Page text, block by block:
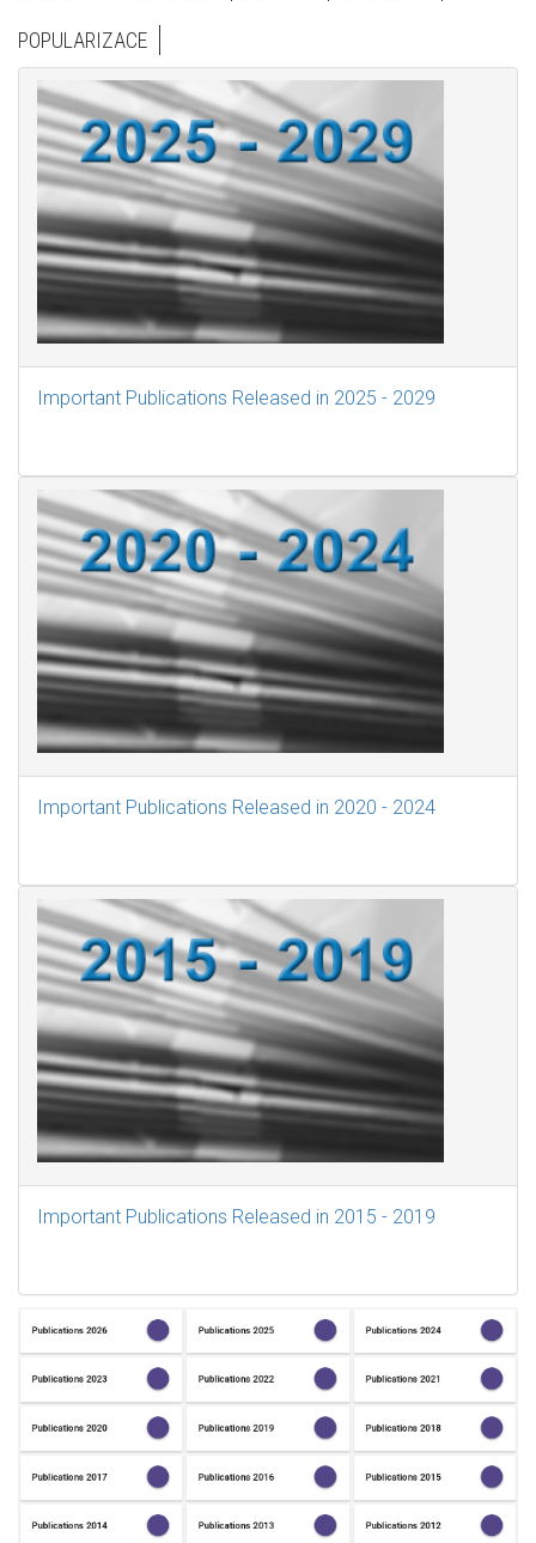
POPULARIZACE
Important Publications Released in 2025 - 2029
Important Publications Released in 2020 - 2024
Important Publications Released in 2015 - 2019